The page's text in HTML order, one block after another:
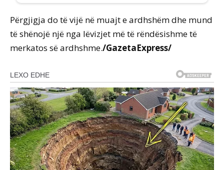
Përgjigja do të vijë në muajt e ardhshëm dhe mund
të shënojë një nga lëvizjet më të rëndësishme të
merkatos së ardhshme./GazetaExpress/